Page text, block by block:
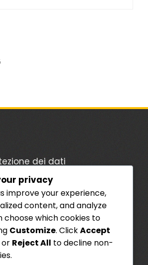
dei dati
privacy
improve your experience,
content, and analyze
choose which cookies to
Customize. ClickAccept
Reject All to decline non-